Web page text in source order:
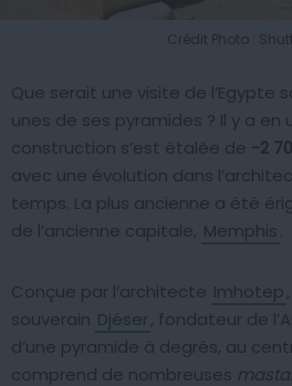
Crédit Photo :
Que serait une visite de l’Egypte
unes de ses pyramides ? Il y a
construction s’est étalée de -2
avec une évolution dans
temps. La plus ancienne a été
de l’ancienne capitale, Memphis
Conçue par l’architecte Imhotep
souverain Djéser , fondateur de
d’une pyramide à degrés, au
comprend de nombreuses